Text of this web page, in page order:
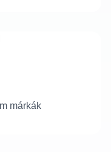
márkák